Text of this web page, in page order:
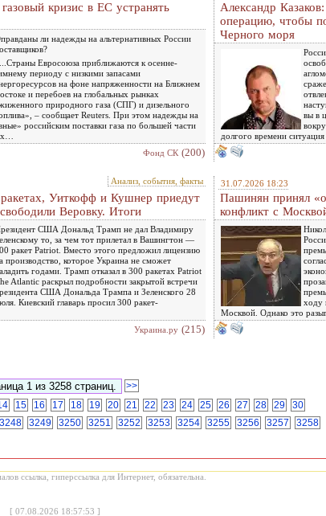
кризис в ЕС устранять
ли надежды на альтернативных России
Евросоюза приближаются к осенне-
периоду с низкими запасами
на фоне напряженности на Ближнем
и перебоев на глобальных рынках
природного газа (СПГ) и дизельного
– сообщает Reuters. При этом надежды на
российским поставки газа по большей части
Фонд СК (200)
Александр
операцию, чтобы
Черного моря
вы в
долгого времени
Анализ, события, факты
Уиткофф и Кушнер приедут
Веровку. Итоги
США Дональд Трамп не дал Владимиру
то, за чем тот прилетал в Вашингтон —
ракет Patriot. Вместо этого предложил лицензию
производство, которое Украина не сможет
годами. Трамп отказал в 300 ракетах Patriot
Atlantic раскрыл подробности закрытой встречи
США Дональда Трампа и Зеленского 28
Киевский главарь просил 300 ракет-
Украина.ру (215)
31.07.2026 18:23
Пашинян принял
конфликт с
ходу
Москвой. Однако это
>>
15 16 17 18 19 20 21 22 23 24 25 26 27 28 29
30
3248 3249 3250 3251 3252 3253 3254 3255 3256 3257 3258
ссылка, гиперссылка для Интернет, обязательна.
[ 07.08.2026 18:57:53 ]